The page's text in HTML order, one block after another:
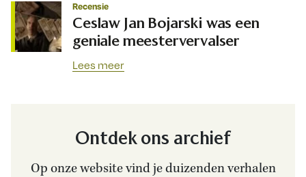
Recensie
Ceslaw Jan Bojarski was een
geniale meestervervalser
Lees meer
Ontdek ons archief
Op onze website vind je duizenden verhalen